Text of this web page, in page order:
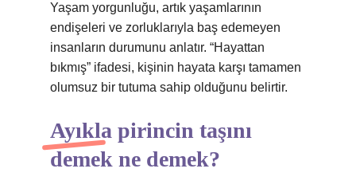
Yaşam yorgunluğu, artık yaşamlarının
endişeleri ve zorluklarıyla baş edemeyen
insanların durumunu anlatır. “Hayattan
bıkmış” ifadesi, kişinin hayata karşı tamamen
olumsuz bir tutuma sahip olduğunu belirtir.
Ayıkla pirincin taşını
demek ne demek?